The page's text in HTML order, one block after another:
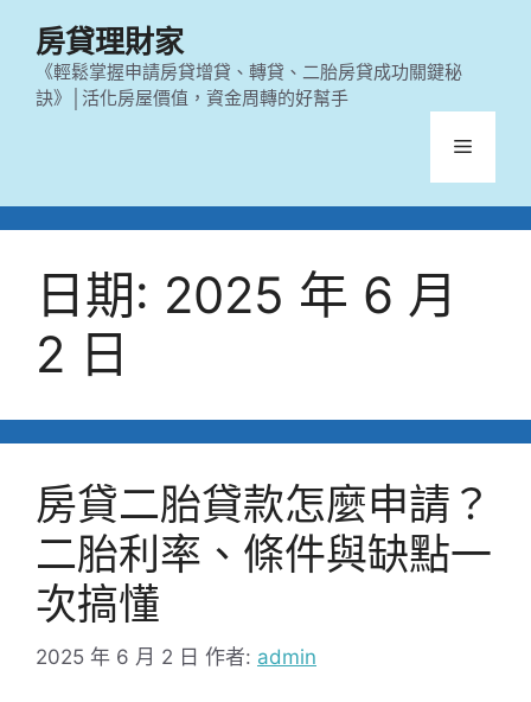
房貸理財家
《輕鬆掌握申請房貸增貸、轉貸、二胎房貸成功關鍵秘
訣》│活化房屋價值，資金周轉的好幫手
選
日期: 2025 年 6 月
2 日
房貸二胎貸款怎麼申請？
二胎利率、條件與缺點一
次搞懂
2025 年 6 月 2 日 作者: admin